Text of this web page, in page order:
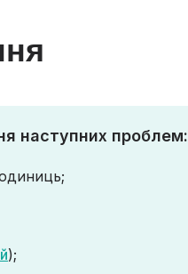
наступних проблем:
);